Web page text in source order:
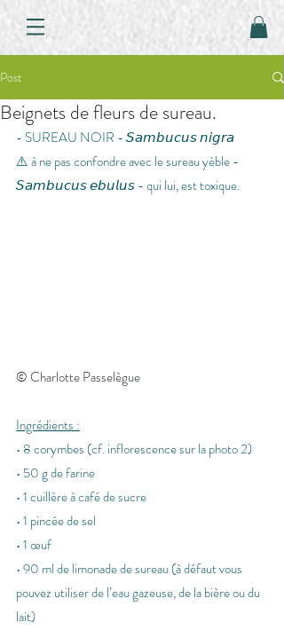
Post
Beignets de fleurs de sureau.
- SUREAU NOIR - 𝘚𝘢𝘮𝘣𝘶𝘤𝘶𝘴 𝘯𝘪𝘨𝘳𝘢
⚠️ à ne pas confondre avec le sureau yèble -
𝘚𝘢𝘮𝘣𝘶𝘤𝘶𝘴 𝘦𝘣𝘶𝘭𝘶𝘴 - qui lui, est toxique.
© Charlotte Passelègue
Ingrédients :
• 8 corymbes (cf. inflorescence sur la photo 2)
• 50 g de farine
• 1 cuillère à café de sucre
• 1 pincée de sel
• 1 œuf
• 90 ml de limonade de sureau (à défaut vous
pouvez utiliser de l’eau gazeuse, de la bière ou du
lait)